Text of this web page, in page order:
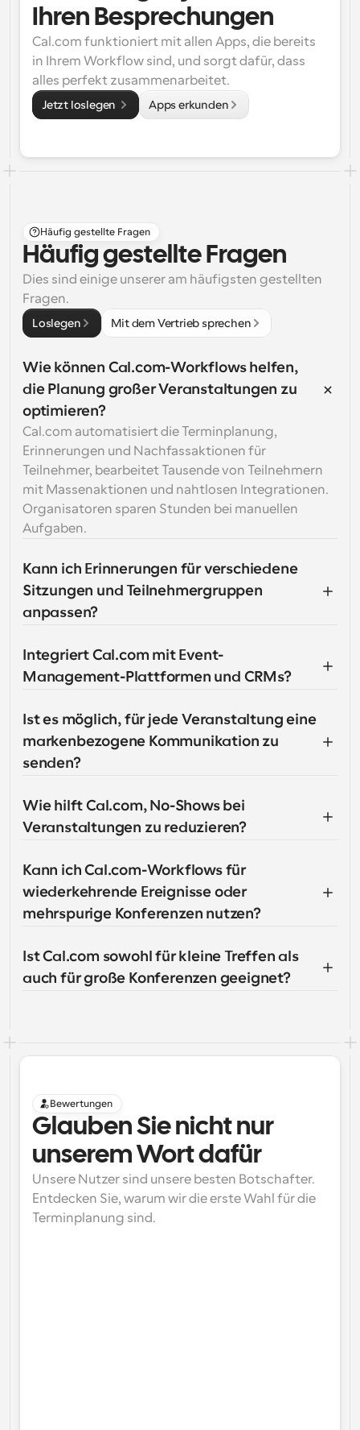
Ihren Besprechungen
Cal.com funktioniert mit allen Apps, die bereits
in Ihrem Workflow sind, und sorgt dafür, dass
alles perfekt zusammenarbeitet.
Jetzt loslegen Apps erkunden
Häufig gestellte Fragen
Häufig gestellte Fragen
Dies sind einige unserer am häufigsten gestellten
Fragen.
Loslegen Mit dem Vertrieb sprechen
Wie können Cal.com-Workflows helfen,
die Planung großer Veranstaltungen zu
optimieren?
Cal.com automatisiert die Terminplanung,
Erinnerungen und Nachfassaktionen für
Teilnehmer, bearbeitet Tausende von Teilnehmern
mit Massenaktionen und nahtlosen Integrationen.
Organisatoren sparen Stunden bei manuellen
Aufgaben.
Kann ich Erinnerungen für verschiedene
Sitzungen und Teilnehmergruppen
anpassen?
Integriert Cal.com mit Event-
Management-Plattformen und CRMs?
Ist es möglich, für jede Veranstaltung eine
markenbezogene Kommunikation zu
senden?
Wie hilft Cal.com, No-Shows bei
Veranstaltungen zu reduzieren?
Kann ich Cal.com-Workflows für
wiederkehrende Ereignisse oder
mehrspurige Konferenzen nutzen?
Ist Cal.com sowohl für kleine Treffen als
auch für große Konferenzen geeignet?
Bewertungen
Glauben Sie nicht nur
unserem Wort dafür
Unsere Nutzer sind unsere besten Botschafter.
Entdecken Sie, warum wir die erste Wahl für die
Terminplanung sind.